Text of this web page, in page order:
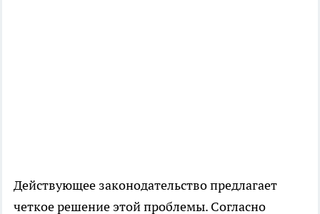
Действующее законодательство предлагает
четкое решение этой проблемы. Согласно